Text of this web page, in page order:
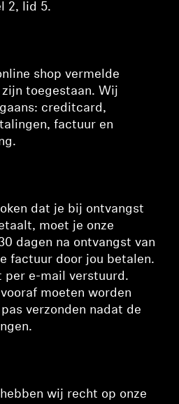
2, lid 5.
shop vermelde
toegestaan. Wij
creditcard,
factuur en
dat je bij ontvangst
moet je onze
dagen na ontvangst van
factuur door jou betalen.
per e-mail verstuurd.
moeten worden
verzonden nadat de
wij recht op onze